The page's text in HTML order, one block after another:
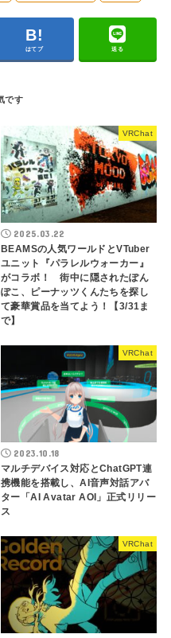
はてブ 送る
VRChat
2025.03.22
BEAMSの人気ワールドとVTuber
ユニット『パラレルウォーカー』
がコラボ！ 街中に隠されたぽん
ぽこ、ピーナッツくんたちを探し
て豪華賞品を当てよう！【3/31ま
で】
VRChat
2023.10.18
マルチデバイス対応とChatGPT連
携機能を搭載し、AI音声対話アバ
ター「AI Avatar AOI」正式リリー
ス
VRChat